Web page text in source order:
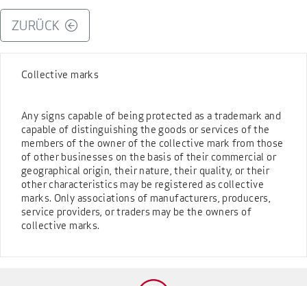
ZURÜCK
Collective marks
Any signs capable of being protected as a trademark and
capable of distinguishing the goods or services of the
members of the owner of the collective mark from those
of other businesses on the basis of their commercial or
geographical origin, their nature, their quality, or their
other characteristics may be registered as collective
marks. Only associations of manufacturers, producers,
service providers, or traders may be the owners of
collective marks.